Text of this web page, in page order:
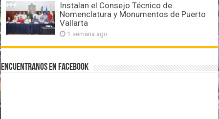
Instalan el Consejo Técnico de
Nomenclatura y Monumentos de Puerto
Vallarta
1 semana ago
Encuentranos en Facebook